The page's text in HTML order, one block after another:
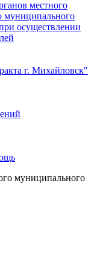
местного
муниципального
осуществлении
г. Михайловск"
муниципального